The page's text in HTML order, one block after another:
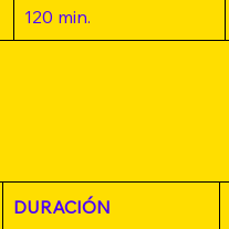
120 min.
DURACIÓN